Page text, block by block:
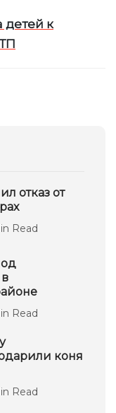
детей к
отказ от
Read
Read
коня
Read